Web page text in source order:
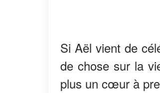
Si Aël vient de
de chose sur la
plus un cœur à